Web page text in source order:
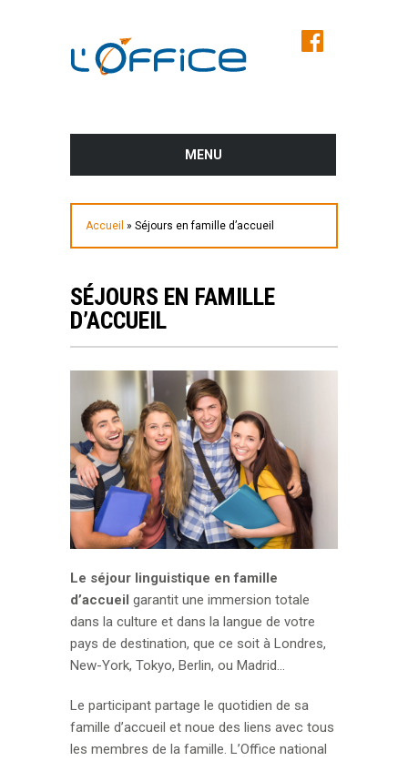
MENU
DES ATELIERS
LES EXPOSANTS DU SALON
Accueil »Séjours en famille d’accueil
SÉJOURS EN FAMILLE
D’ACCUEIL
Le séjour linguistique en famille
d’accueil garantit une immersion totale
dans la culture et dans la langue de votre
pays de destination, que ce soit à Londres,
New-York, Tokyo, Berlin, ou Madrid…
Le participant partage le quotidien de sa
famille d’accueil et noue des liens avec tous
les membres de la famille. L’Office national